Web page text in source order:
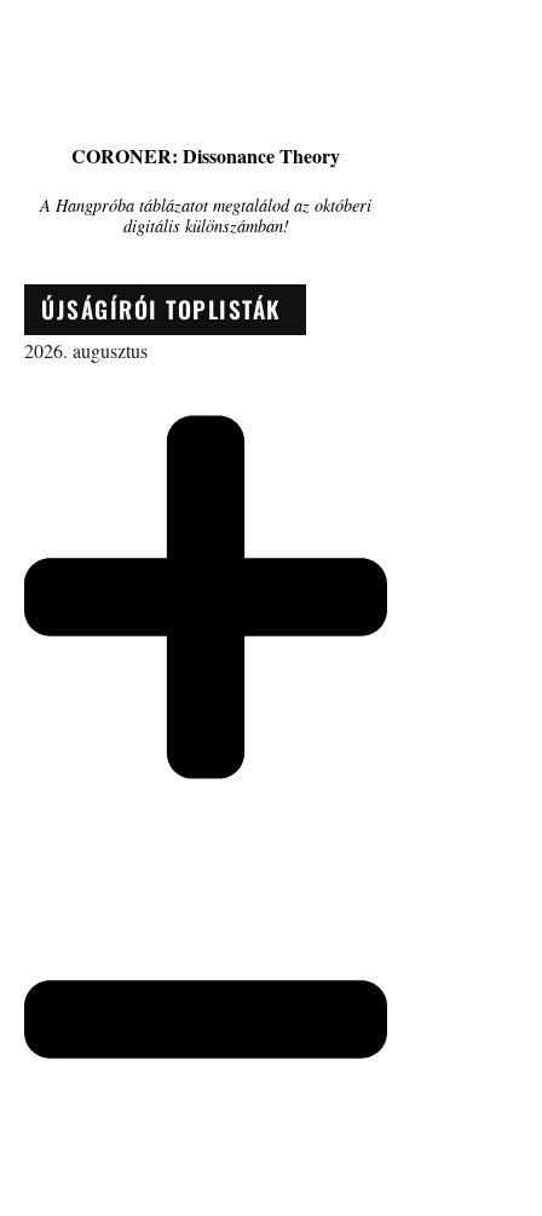
CORONER: Dissonance Theory
A Hangpróba táblázatot megtalálod az októberi
digitális különszámban!
ÚJSÁGÍRÓI TOPLISTÁK
2026. augusztus